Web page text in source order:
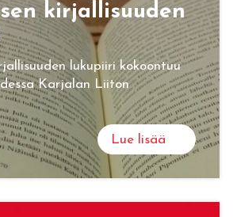
kir­jal­li­suu­den
lukupiiri kokoontuu
Karjalan Liiton
Lue lisää